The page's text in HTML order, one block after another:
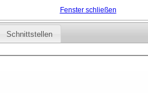
Fenster schließen
Schnittstellen